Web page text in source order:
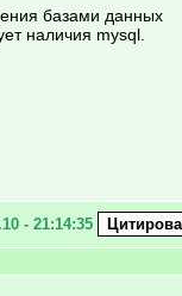
базами данных
наличия mysql.
- 21:14:35